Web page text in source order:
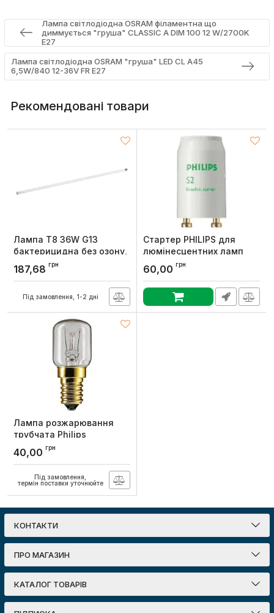
Лампа світлодіодна OSRAM філаментна що
диммується "груша" CLASSIC A DIM 100 12 W/2700K
E27
Лампа світлодіодна OSRAM "груша" LED CL A45
6,5W/840 12-36V FR E27
Рекомендовані товари
Лампа T8 36W G13
бактерицидна без озону,
Артикул:
187,68 грн
Під замовлення, 1-2 дні
Стартер PHILIPS для
люмінесцентних ламп
для послідовної схеми S2
4-22W SER 220-240V WH
EUR
928390720229
60,00 грн
Лампа розжарювання
трубчата Philips
Appliance 15W E14 230-
240V T25 CL RF 1CT
40,00 грн
Під замовлення,
термін поставки уточнюйте
КОНТАКТИ
ПРО МАГАЗИН
КАТАЛОГ ТОВАРІВ